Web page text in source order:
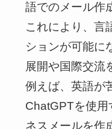
語でのメール作
これにより、言
ションが可能に
展開や国際交流
例えば、英語が
ChatGPTを使用
ネスメールを作